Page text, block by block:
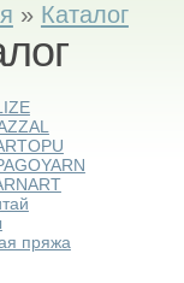
» Каталог
пряжа